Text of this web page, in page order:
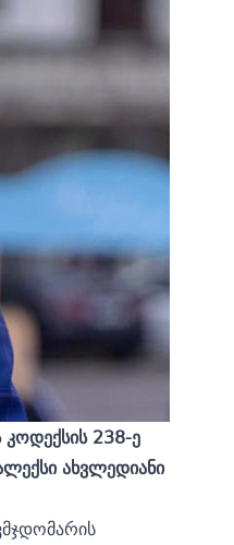
238-ე
ახვლედიანი